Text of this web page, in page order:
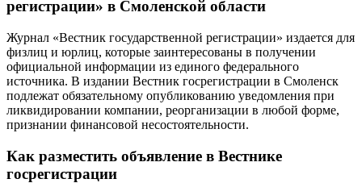
регистрации» в Смоленской области
Журнал «Вестник государственной регистрации» издается для
физлиц и юрлиц, которые заинтересованы в получении
официальной информации из единого федерального
источника. В издании Вестник госрегистрации в Смоленск
подлежат обязательному опубликованию уведомления при
ликвидировании компании, реорганизации в любой форме,
признании финансовой несостоятельности.
Как разместить объявление в Вестнике
госрегистрации